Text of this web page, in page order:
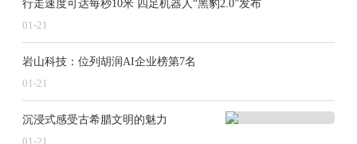
行走速度可达每秒10米 四足机器人“黑豹2.0”发布
01-21
岩山科技：位列胡润AI企业榜第7名
01-21
沉浸式感受古希腊文明的魅力
01-21